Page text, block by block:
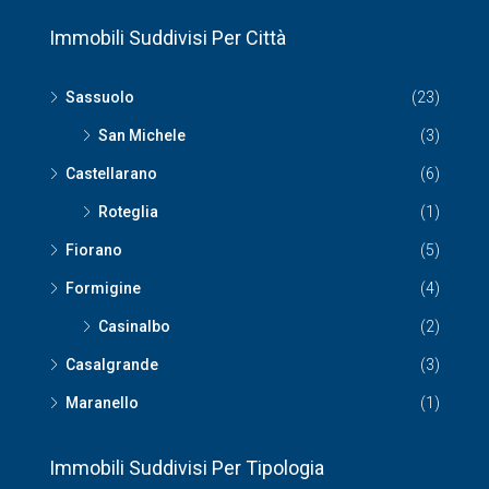
Immobili Suddivisi Per Città
Sassuolo (23)
San Michele (3)
Castellarano (6)
Roteglia (1)
Fiorano (5)
Formigine (4)
Casinalbo (2)
Casalgrande (3)
Maranello (1)
Immobili Suddivisi Per Tipologia